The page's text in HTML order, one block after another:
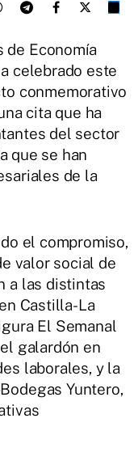
de Economía
celebrado este
conmemorativo
cita que ha
del sector
que se han
de la
el compromiso,
valor social de
a las distintas
Castilla-La
El Semanal
galardón en
laborales, y la
Yuntero,